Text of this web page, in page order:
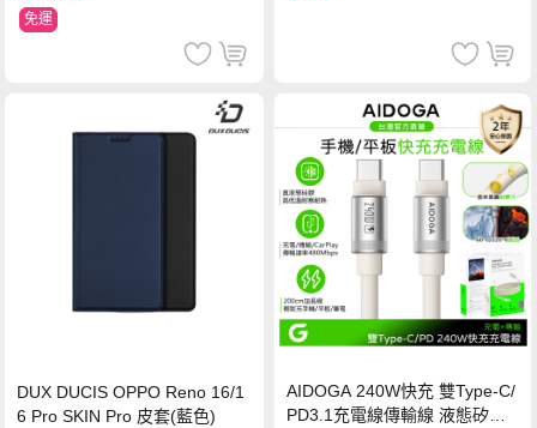
免運
DUX DUCIS OPPO Reno 16/1
6 Pro SKIN Pro 皮套(藍色)
AIDOGA 240W快充 雙Type-C/
PD3.1充電線傳輸線 液態矽膠